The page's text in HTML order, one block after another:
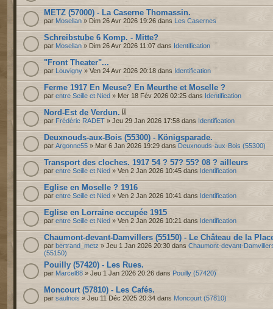
METZ (57000) - La Caserne Thomassin.
par Mosellan » Dim 26 Avr 2026 19:26 dans Les Casernes
Schreibstube 6 Komp. - Mitte?
par Mosellan » Dim 26 Avr 2026 11:07 dans Identification
"Front Theater"...
par Louvigny » Ven 24 Avr 2026 20:18 dans Identification
Ferme 1917 En Meuse? En Meurthe et Moselle ?
par entre Seille et Nied » Mer 18 Fév 2026 02:25 dans Identification
Nord-Est de Verdun.
par Frédéric RADET » Jeu 29 Jan 2026 17:58 dans Identification
Deuxnouds-aux-Bois (55300) - Königsparade.
par Argonne55 » Mar 6 Jan 2026 19:29 dans Deuxnouds-aux-Bois (55300)
Transport des cloches. 1917 54 ? 57? 55? 08 ? ailleurs
par entre Seille et Nied » Ven 2 Jan 2026 10:45 dans Identification
Eglise en Moselle ? 1916
par entre Seille et Nied » Ven 2 Jan 2026 10:41 dans Identification
Eglise en Lorraine occupée 1915
par entre Seille et Nied » Ven 2 Jan 2026 10:21 dans Identification
Chaumont-devant-Damvillers (55150) - Le Château de la
par bertrand_metz » Jeu 1 Jan 2026 20:30 dans Chaumont-devant-
(55150)
Pouilly (57420) - Les Rues.
par Marcel88 » Jeu 1 Jan 2026 20:26 dans Pouilly (57420)
Moncourt (57810) - Les Cafés.
par saulnois » Jeu 11 Déc 2025 20:34 dans Moncourt (57810)